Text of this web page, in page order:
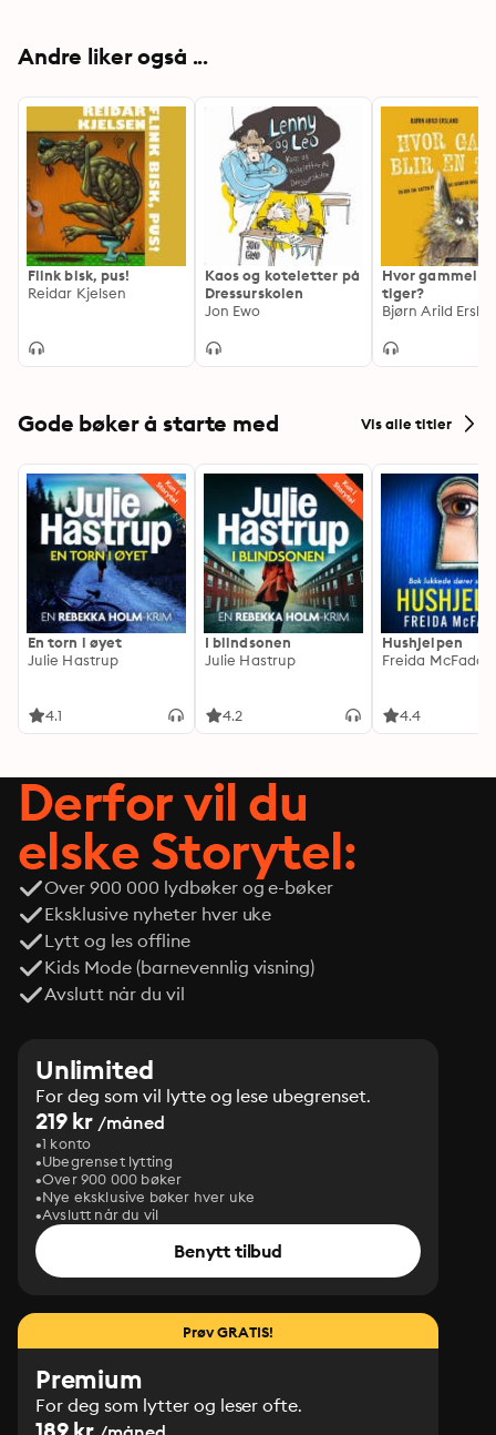
Andre liker også ...
Flink bisk, pus!
Reidar Kjelsen
Kaos og koteletter på
Dressurskolen
Jon Ewo
Hvor gammel
tiger?
Bjørn Arild
Gode bøker å starte med Vis alle titler
En torn i øyet
Julie Hastrup
4.1
I blindsonen
Julie Hastrup
4.2
Hushjelpen
Freida
4.4
Derfor vil du
elske Storytel:
Over 900 000 lydbøker og e-bøker
Eksklusive nyheter hver uke
Lytt og les offline
Kids Mode (barnevennlig visning)
Avslutt når du vil
Unlimited
For deg som vil lytte og lese ubegrenset.
219 kr /måned
1 konto
Ubegrenset lytting
Over 900 000 bøker
Nye eksklusive bøker hver uke
Avslutt når du vil
Benytt tilbud
Prøv GRATIS!
Premium
For deg som lytter og leser ofte.